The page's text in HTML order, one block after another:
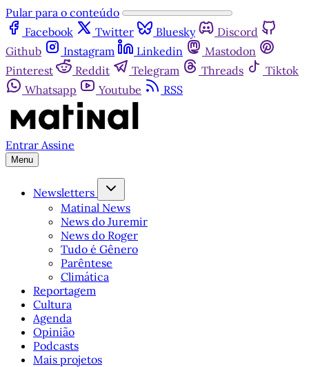
Pular para o conteúdo
Facebook
Twitter Bluesky
Discord
Github
Instagram Linkedin
Mastodon
Pinterest
Reddit Telegram Threads
Tiktok
Whatsapp
Youtube RSS
Entrar Assine
Menu
Newsletters
Matinal News
News do Juremir
News do Roger
Tudo é Gênero
Parêntese
Climática
Reportagem
Cultura
Agenda
Opinião
Podcasts
Mais projetos